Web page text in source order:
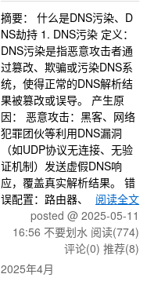
摘要： 什么是DNS污染、D
NS劫持 1. DNS污染 定义：
DNS污染是指恶意攻击者通
过篡改、欺骗或污染DNS系
统，使得正常的DNS解析结
果被篡改或误导。 产生原
因： 恶意攻击：黑客、网络
犯罪团伙等利用DNS漏洞
（如UDP协议无连接、无验
证机制）发送虚假DNS响
应，覆盖真实解析结果。 错
误配置：路由器、
阅读全文
posted @ 2025-05-11
16:56 不要划水 阅读(774)
评论(0) 推荐(8)
2025年4月